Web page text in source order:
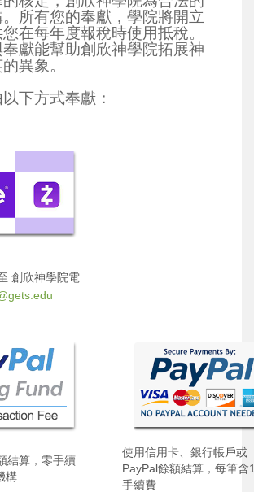
所有您的奉獻，學院將開立
在每年度報稅時使用抵稅。
獻能幫助創欣神學院拓展神
異象。
下方式奉獻：
創欣神學院電
結算，零手續
構
使用信用卡、銀行帳戶或
PayPal餘額結算，每筆含
手續費